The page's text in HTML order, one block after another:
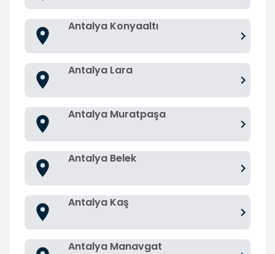
Antalya Konyaaltı
Antalya Lara
Antalya Muratpaşa
Antalya Belek
Antalya Kaş
Antalya Manavgat